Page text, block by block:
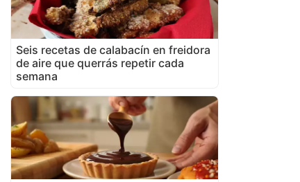
Seis recetas de calabacín en freidora
de aire que querrás repetir cada
semana